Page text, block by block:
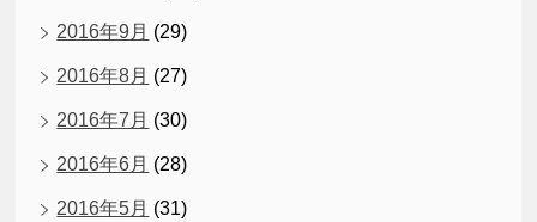
2016年9月 (29)
2016年8月 (27)
2016年7月 (30)
2016年6月 (28)
2016年5月 (31)